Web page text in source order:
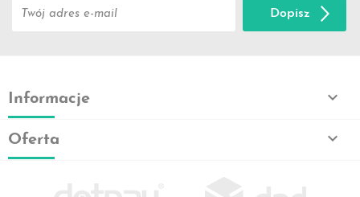
Dopisz
Informacje 
Oferta 